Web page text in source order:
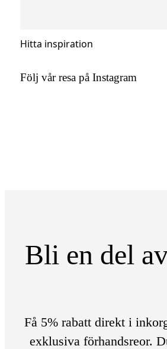
Hitta inspiration
Följ vår resa på Instagram
Bli en del
Få 5% rabatt direkt i
exklusiva förhandsreor.